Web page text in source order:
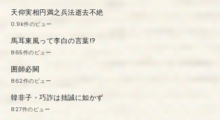
天仰実相円満之兵法逝去不絶
0.9k件のビュー
馬耳東風って李白の言葉!?
865件のビュー
囲師必闕
862件のビュー
韓非子・巧詐は拙誠に如かず
827件のビュー